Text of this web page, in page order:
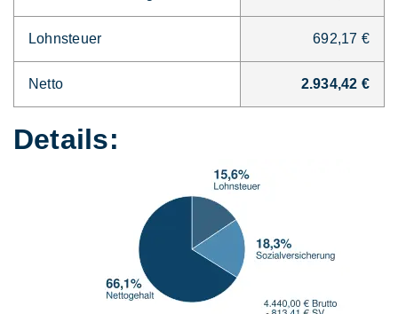
Lohnsteuer 692,17 €
Netto 2.934,42 €
Details: